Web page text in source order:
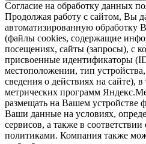
Согласие на обработку данных
Продолжая работу с сайтом, Вы
автоматизированную
(файлы cookies, содержащие
посещениях, сайты (запросы), с
присвоенные идентификаторы
местоположении, тип
сведения о действиях на сайте),
метрических программ
размещать на Вашем устройстве
Ваши данные на условиях,
сервисов, а также в
политиками. Компания также